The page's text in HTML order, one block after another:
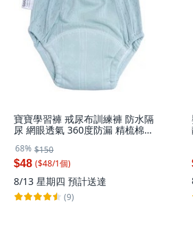
寶寶學習褲 戒尿布訓練褲 防水隔
尿 網眼透氣 360度防漏 精梳棉布
綠色,110碼 參考體重16-22kg, 綠
色
68% $150
$48 ($48/1個)
8/13 星期四 預計送達
(9)